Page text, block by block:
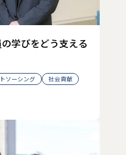
学びをどう支える
ソーシング 社会貢献